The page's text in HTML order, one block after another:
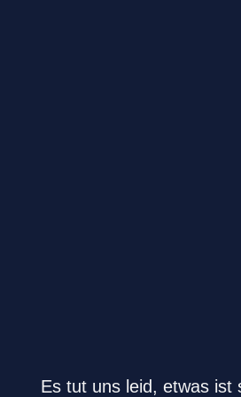
Es tut uns leid, etwas ist